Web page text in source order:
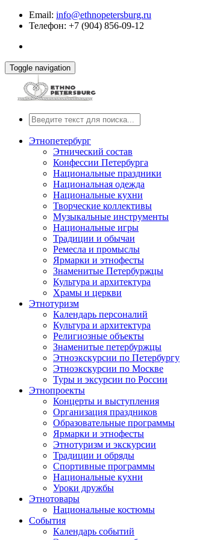
Email: info@ethnopetersburg.ru
Телефон: +7 (904) 856-09-12
Toggle navigation
Этнопетербург
Этнический состав
Конфессии Петербурга
Национальные праздники
Национальная одежда
Национальные кухни
Творческие коллективы
Музыкальные инструменты
Национальные игры
Традиции и обычаи
Ремесла и промыслы
Ярмарки и этнофесты
Знаменитые Петербуржцы
Культура и архитектура
Храмы и церкви
Этнотуризм
Календарь персоналий
Культура и архитектура
Религиозные объекты
Знаменитые петербуржцы
Этноэкскурсии по Петербургу
Этноэкскурсии по Москве
Туры и эксурсии по России
Этнопроекты
Концерты и выступления
Организация праздников
Образовательные программы
Ярмарки и этнофесты
Этнотуризм и экскурсии
Традиции и обряды
Спортивные программы
Национальные кухни
Уроки дружбы
Этнотовары
Национальные костюмы
События
Календарь событий